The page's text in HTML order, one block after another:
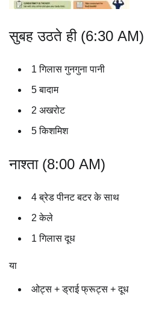
सुबह उठते ही (6:30 AM)
1 गिलास गुनगुना पानी
5 बादाम
2 अखरोट
5 किशमिश
नाश्ता (8:00 AM)
4 ब्रेड पीनट बटर के साथ
2 केले
1 गिलास दूध
या
ओट्स + ड्राई फ्रूट्स + दूध